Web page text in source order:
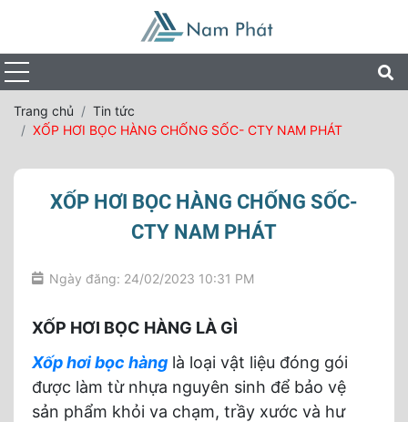
Trang chủ
Tin tức
XỐP HƠI BỌC HÀNG CHỐNG SỐC- CTY NAM PHÁT
XỐP HƠI BỌC HÀNG CHỐNG SỐC-
CTY NAM PHÁT
Ngày đăng: 24/02/2023 10:31 PM
XỐP HƠI BỌC HÀNG LÀ GÌ
Xốp hơi bọc hàng là loại vật liệu đóng gói
được làm từ nhựa nguyên sinh để bảo vệ
sản phẩm khỏi va chạm, trầy xước và hư